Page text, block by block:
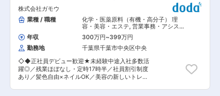
ームワークが良く、様々なアイデアを提案し、お
客様の笑顔を一つでも多く増やせるよう業務に取
り組んでいます。 ・スタイリストとしてのスキル
向上だけでなく、サロン店長や管理職として活躍
することや、現場の声を基に商品企画・生産管理
を担うなど多様なキャリアパスがあります。 ■研
修制度： スタッフが安心して業務に取り組めるよ
う、個人の成長度合いに応じた研修を実施してい
ます。 OJT研修や商品マニュアルを用意してお
り、研修は全て勤務時間内で行いますので、業界
範囲：会社の定める業務
ンプーなどの理美容サービスの提供 ・ウィッグや
かつら、自社特許製品「ヘアコンタクト」などの
毛髪製品の提供 ・自毛に人工毛髪を結びつける増
毛の施術、育毛コースやヘッドスパなどヘアケア
の施術 ・ヘアケアやヘアスタイルに関するアドバ
イス、商品や施術のアフターフォローなど ■研修
制度： スタッフが安心して業務に取り組めるよ
う、個人の成長度合いに応じた研修を実施してい
ます。 OJT研修や商品マニュアルを用意してお
り、研修は全て勤務時間内で行いますので、業界
未経験の方でも安心してご入社頂けます。 ■企業
の特徴： ・チームワークが良く、様々なアイデア
OK・社割
株式会社ガモウ
業種 / 職種
化学・医薬原料（有機・高分子） 理
容・美容・エステ, 営業事務・アシスタ
ント 販売・接客・売り場担当
年収 300万円~399万円
勤務地
千葉県千葉市中央区中央
◇◆正社員デビュー歓迎★未経験中途入社多数活
躍◎／残業ほぼなし・定時17時半／社員割引制度
あり／髪色自由×ネイルOK／美容の新しいトレン